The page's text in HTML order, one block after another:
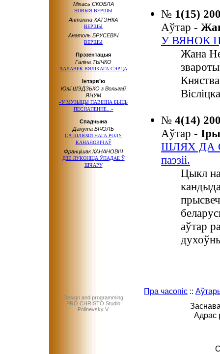
Міхась СКОБЛА
НОВЫЯ ВЕРШЫ
Антаніна ХАТЭНКА
ВЕРШЫ
Анатоль БРУСЕВІЧ
ВЕРШЫ
Прэзентацыя
Галіна ТЫЧКО
ЧАЛАВЕК ВЯЛІКАГА СЭРЦА
Інтэрв’ю
Юліі ШЭДЗЬКО з Вольгай
ЯНУМ
«У МУЗЫЦЫ ПАВІННА БЫЦЬ
ПЕСНАПЕННЕ...»
Спадчына
Данута БІЧЭЛЬ
СА ШЛЯХОТНАГА РОДУ
КАНАНОВІЧАЎ
Францішак КАНАНОВІЧ
ДЗЕ ЛУКОНІЦА ЎПАДАЕ Ў
ШЧАРУ
№ 1(15)
Аўтар -
У ВЯНОК
Жана
№ 4(14)
Аўтар -
ШЛЯХ ДА
паэзіі.
Цыкл
аўтар
Design and programming
PRO CHRISTO Studio
Polinevsky V.
Пра часопіс ::
Адрас